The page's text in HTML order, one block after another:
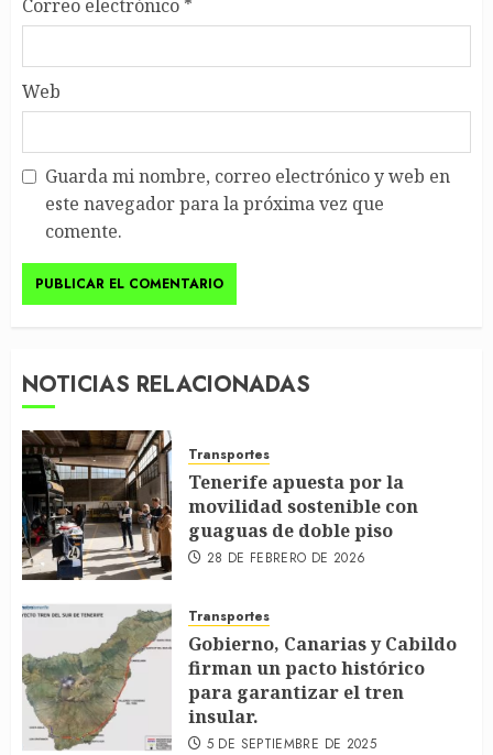
Correo electrónico *
Web
Guarda mi nombre, correo electrónico y web en
este navegador para la próxima vez que
comente.
NOTICIAS RELACIONADAS
Transportes
Tenerife apuesta por la
movilidad sostenible con
guaguas de doble piso
28 DE FEBRERO DE 2026
Transportes
Gobierno, Canarias y Cabildo
firman un pacto histórico
para garantizar el tren
insular.
5 DE SEPTIEMBRE DE 2025